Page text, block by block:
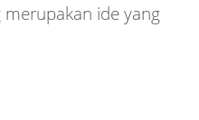
ide yang